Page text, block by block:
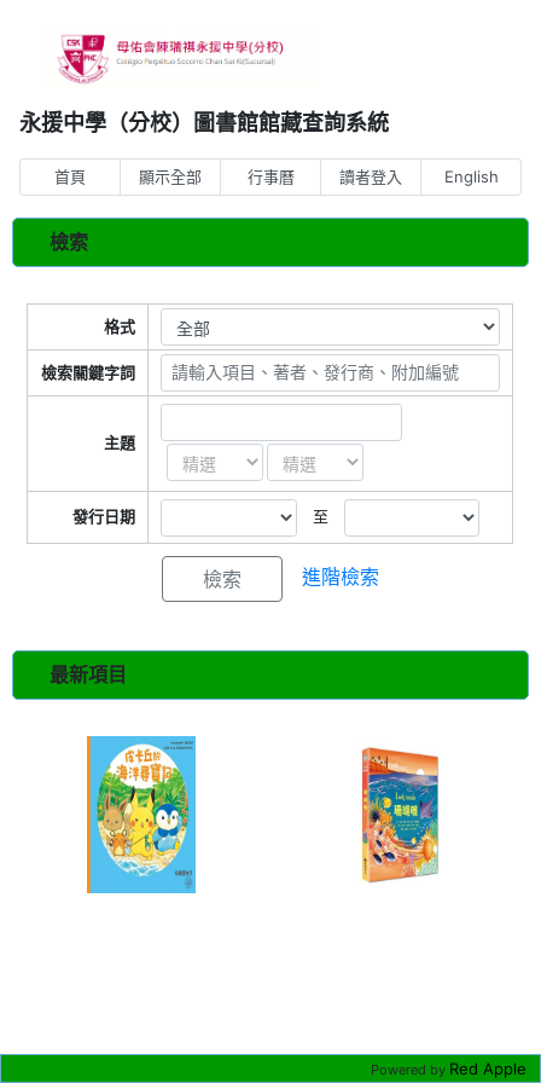
永援中學（分校）圖書館館藏查詢系統
首頁 顯示全部 行事曆 讀者登入 English
檢索
格式
檢索關鍵字詞
主題
發行日期 至
進階檢索
最新項目
Powered by Red Apple